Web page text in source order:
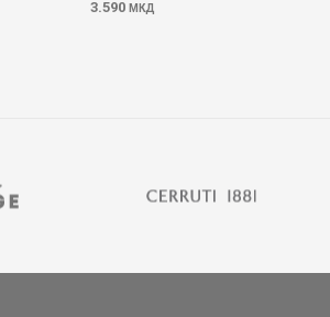
3.590 МКД